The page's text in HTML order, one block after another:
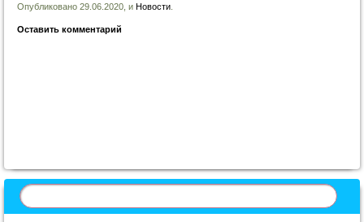
Опубликовано 29.06.2020, и Новости
Оставить комментарий